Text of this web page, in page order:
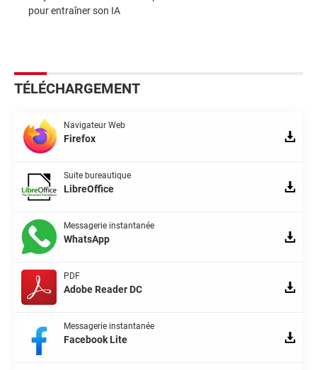
pour entraîner son IA
TÉLÉCHARGEMENT
Navigateur Web
Firefox
Suite bureautique
LibreOffice
Messagerie instantanée
WhatsApp
PDF
Adobe Reader DC
Messagerie instantanée
Facebook Lite